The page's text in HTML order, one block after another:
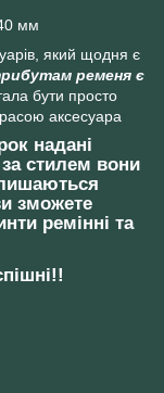
мм
який щодня є
ременя є
бути просто
аксесуара
надані
стилем вони
зможете
ремінні та